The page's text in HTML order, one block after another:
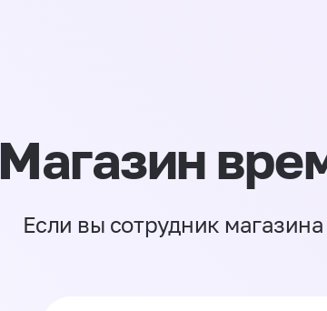
Магазин
Если вы сотрудник